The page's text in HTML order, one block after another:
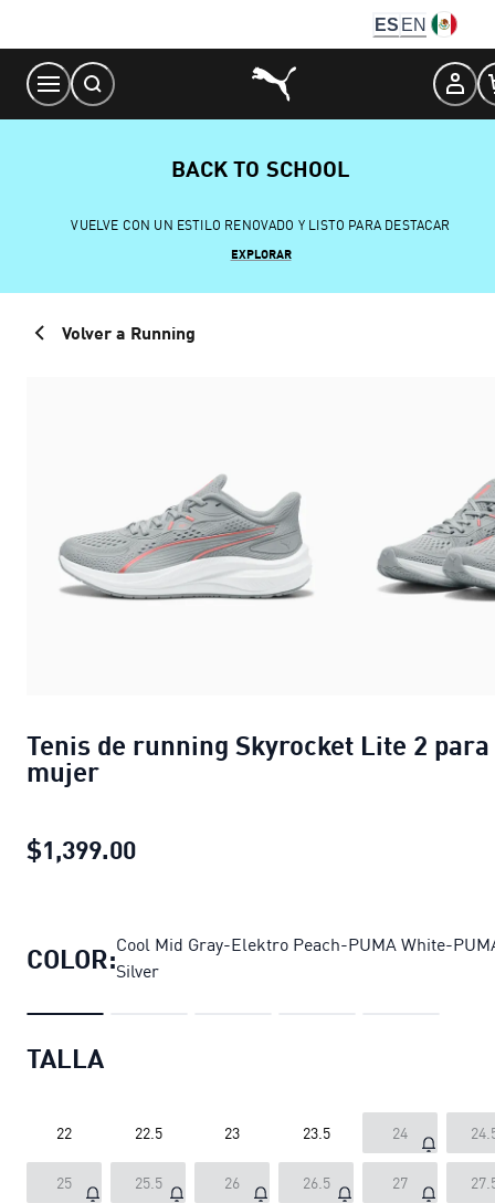
Content
ES EN
BACK TO SCHOOL
VUELVE CON UN ESTILO RENOVADO Y LISTO PARA DESTACAR
EXPLORAR
Volver a Running
Tenis de running Skyrocket Lite 2 para
mujer
$1,399.00
COLOR:Cool Mid Gray-Elektro Peach-PUMA White-
Silver
TALLA
22 22.5 23 23.5 24
25 25.5 26 26.5 27